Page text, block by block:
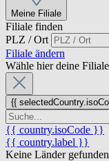
Meine Filiale
Filiale finden
PLZ / Ort
Filiale ändern
Wähle hier deine
{{
{{ country.isoCode }}
{{ country.label }}
Keine Länder